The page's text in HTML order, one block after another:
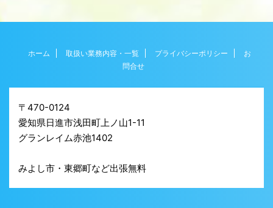
ホーム 取扱い業務内容・一覧 プライバシーポリシー
お
問合せ
〒470-0124
愛知県日進市浅田町上ノ山1-11
グランレイム赤池1402
みよし市・東郷町など出張無料